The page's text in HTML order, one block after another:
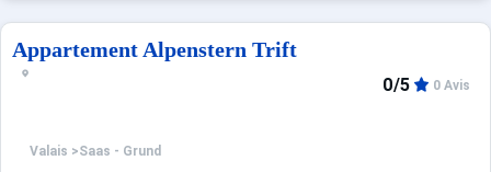
Appartement Alpenstern Trift
Valais >Saas - Grund
0/5 0 Avis